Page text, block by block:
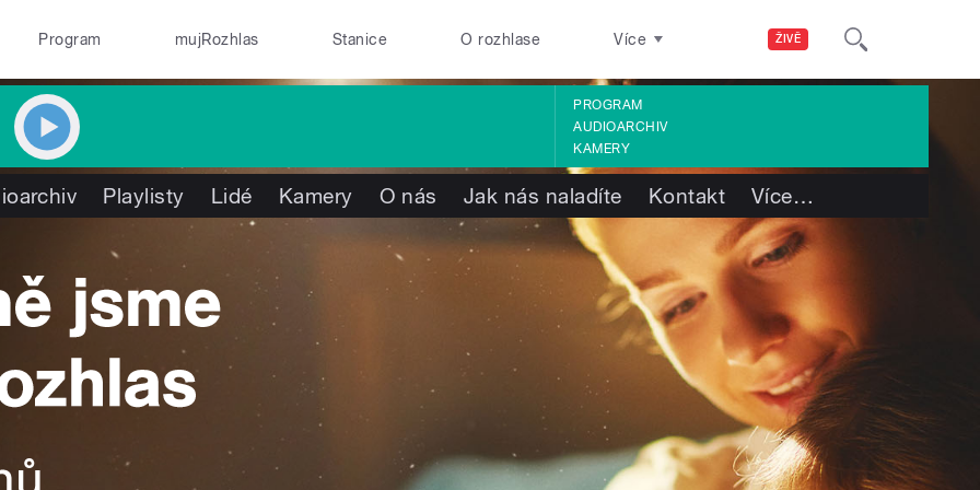
ŽIVĚ
Program mujRozhlas Stanice O rozhlase Více
PROGRAM
AUDIOARCHIV
KAMERY
Playlisty Lidé Kamery O nás Jak nás naladíte Kontakt Více…